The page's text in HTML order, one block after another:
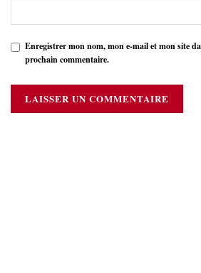
Enregistrer mon nom, mon e-mail et mon site
prochain commentaire.